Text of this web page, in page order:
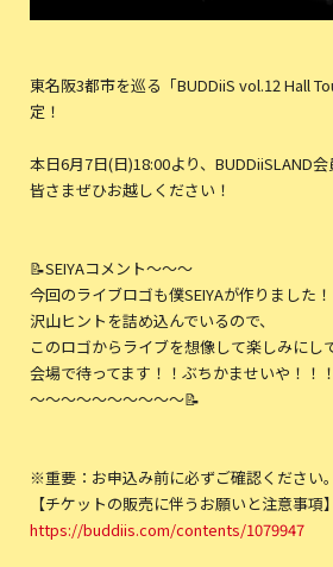
東名阪3都市を巡る「BUDDiiS vol.12 Hall
定！
本日6月7日(日)18:00より、BUDDiiSLAND会
皆さまぜひお越しください！
📝SEIYAコメント〜〜〜
今回のライブロゴも僕SEIYAが作りました！
沢山ヒントを詰め込んでいるので、
このロゴからライブを想像して楽しみにし
会場で待ってます！！ぶちかませいや！！！
〜〜〜〜〜〜〜〜〜〜📝
※重要：お申込み前に必ずご確認ください。
【チケットの販売に伴うお願いと注意事項】
https://buddiis.com/contents/1079947